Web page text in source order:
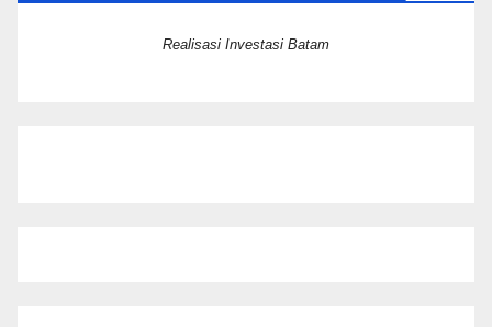
Realisasi Investasi Batam